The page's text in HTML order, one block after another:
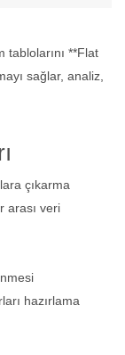
**Flat
sağlar, analiz,
çıkarma
arası veri
hazırlama